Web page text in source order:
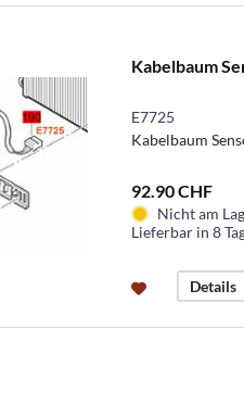
Kabelbaum
E7725
Kabelbaum
92.90 CHF
Nicht am
Lieferbar in 8
Details